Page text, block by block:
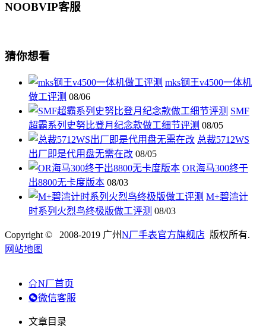
NOOBVIP客服
猜你想看
mks钢王v4500一体机
做工评测 08/06
SMF
超霸系列史努比登月纪念款做工细节评测 08/05
总裁5712WS
出厂即是代用盘无需在改 08/05
OR海马300终于
出8800无卡度版本 08/03
M+碧湾计
时系列火烈鸟终极版做工评测 08/03
Copyright © 2008-2019 广州N厂手表官方旗舰店 版权所有.
网站地图
N厂首页
微信客服
文章目录